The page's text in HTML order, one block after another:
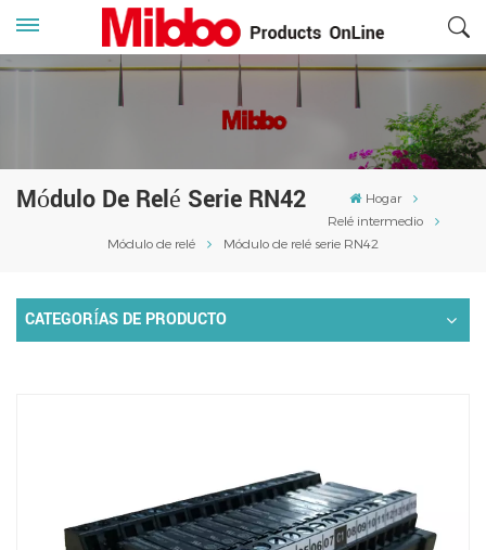
Módulo De Relé Serie RN42
Hogar
Relé intermedio
Módulo de relé
Módulo de relé serie RN42
CATEGORÍAS DE PRODUCTO